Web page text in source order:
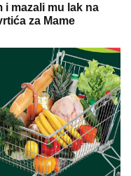
i mazali mu lak na
za Mame